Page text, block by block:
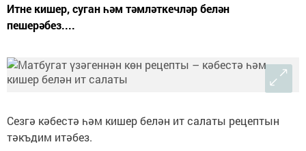
Итне кишер, суган һәм тәмләткечләр белән
пешерәбез....
Сезгә кәбестә һәм кишер белән ит салаты рецептын
тәкъдим итәбез.